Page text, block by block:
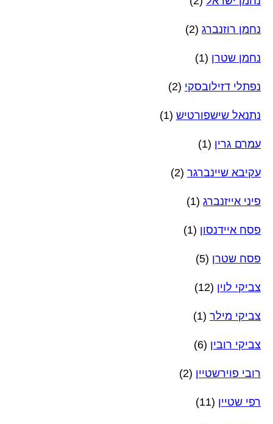
נחמן רוזנברג (2)
נחמן שטרן (1)
נפתלי דזילובסקי (2)
נתנאל שישפורטיש (1)
עמרם גרין (1)
עקיבא שיינברגר (2)
פיני אייזנברג (1)
פסח איידנסון (1)
פסח שטרן (5)
צביקי לוין (12)
צביקי מילר (1)
צביקי רובין (6)
רובי פוירשטיין (2)
רפי שטיין (11)